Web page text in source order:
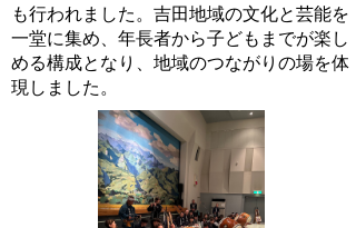
も行われました。吉田地域の文化と芸能を
一堂に集め、年長者から子どもまでが楽し
める構成となり、地域のつながりの場を体
現しました。